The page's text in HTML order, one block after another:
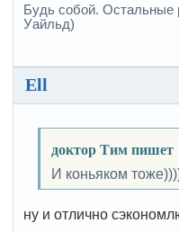
Будь собой. Остальные
Уайльд)
Ell
доктор Тим пишет
И коньяком
ну и отлично